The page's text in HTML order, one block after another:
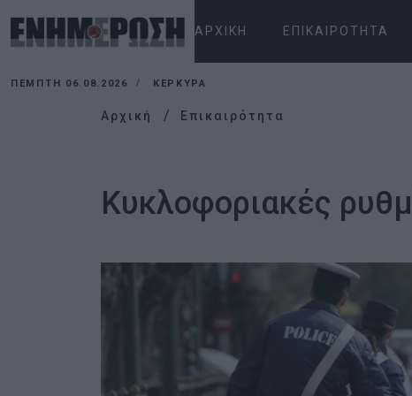
ΑΡΧΙΚΉ ΕΠΙΚΑΙΡΌΤΗΤΑ
ΠΈΜΠΤΗ 06.08.2026 ΚΕΡΚΥΡΑ
Αρχική Επικαιρότητα
Κυκλοφοριακές